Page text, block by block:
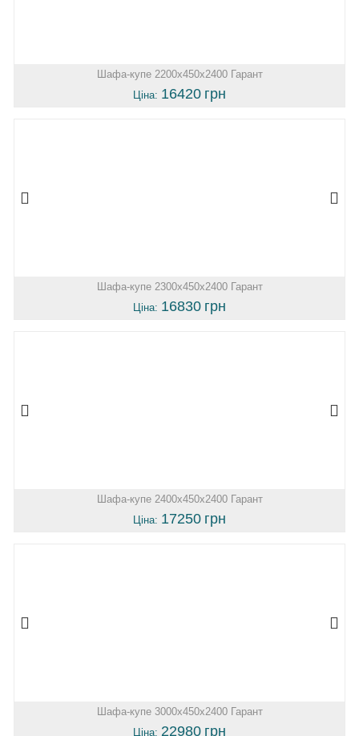
Шафа-купе 2200х450х2400 Гарант
Ціна: 16420 грн
Шафа-купе 2300х450х2400 Гарант
Ціна: 16830 грн
Шафа-купе 2400х450х2400 Гарант
Ціна: 17250 грн
Шафа-купе 3000х450х2400 Гарант
Ціна: 22980 грн